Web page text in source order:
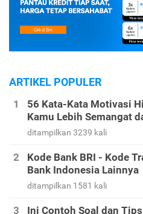
ARTIKEL POPULER
56 Kata-Kata Motivasi
Kamu Lebih Semangat
ditampilkan 3239 kali
Kode Bank BRI - Kode
Bank Indonesia Lainnya
ditampilkan 1581 kali
Ini Contoh Soal dan